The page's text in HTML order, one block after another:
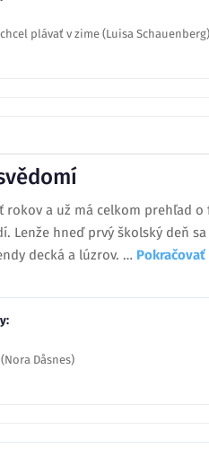
plávať v zime (Luisa Schauenberg)
rokov a už má celkom prehľad
Lenže hneď prvý školský deň
decká a lúzrov. …
Dåsnes)